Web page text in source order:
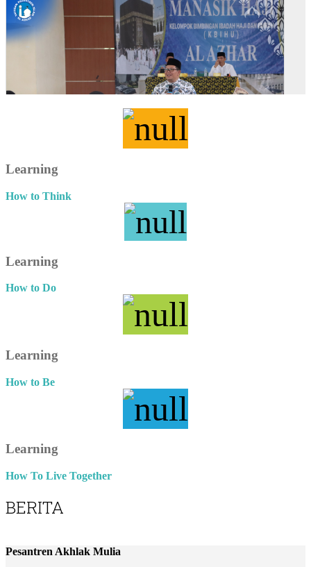
Learning
How to Think
Learning
How to Do
Learning
How to Be
Learning
How To Live Together
BERITA
Pesantren Akhlak Mulia